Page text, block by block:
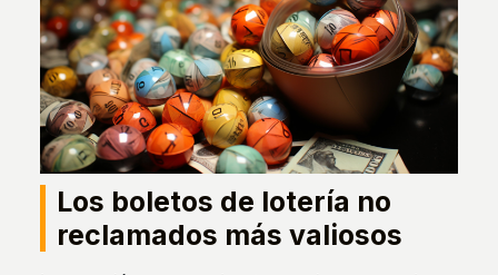
Los boletos de lotería no
reclamados más valiosos